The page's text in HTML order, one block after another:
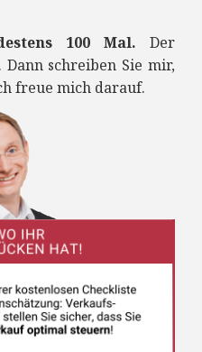
100 Mal. Der
schreiben Sie mir,
freue mich darauf.